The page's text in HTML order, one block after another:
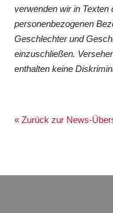
verwenden wir in Texten
personenbezogenen
Geschlechter und
einzuschließen.
enthalten keine
« Zurück zur News-